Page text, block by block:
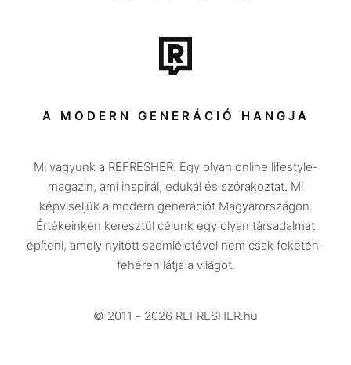
Tech-Tudomány
Sport
Társadalom
Utazás
Életmód
Design
Beszélgetések
Videó
A MODERN GENERÁCIÓ HANGJA
Mi vagyunk a REFRESHER. Egy olyan online lifestyle-
magazin, ami inspirál, edukál és szórakoztat. Mi
képviseljük a modern generációt Magyarországon.
Értékeinken keresztül célunk egy olyan társadalmat
építeni, amely nyitott szemléletével nem csak feketén-
fehéren látja a világot.
© 2011 - 2026 REFRESHER.hu